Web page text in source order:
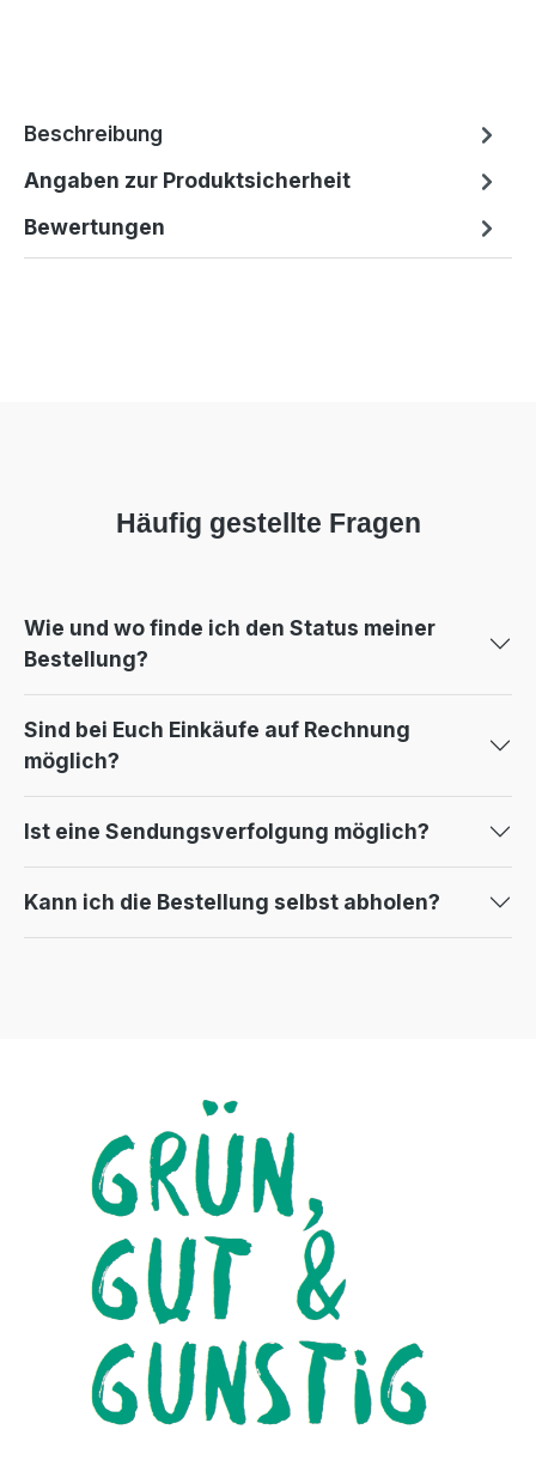
Beschreibung
Angaben zur Produktsicherheit
Bewertungen
Häufig gestellte Fragen
Wie und wo finde ich den Status meiner
Bestellung?
Sind bei Euch Einkäufe auf Rechnung
möglich?
Ist eine Sendungsverfolgung möglich?
Kann ich die Bestellung selbst abholen?